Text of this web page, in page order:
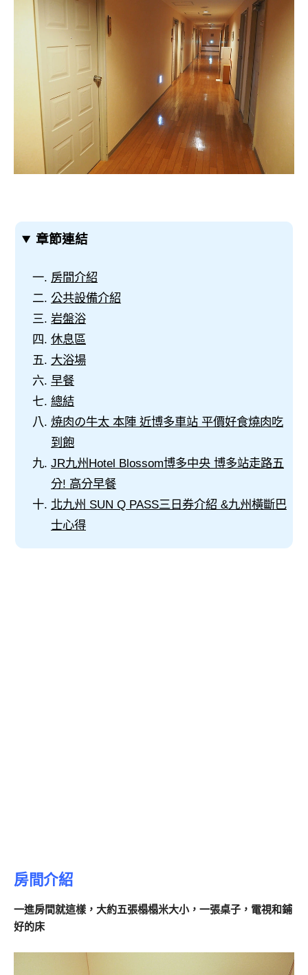
章節連結
房間介紹
公共設備介紹
岩盤浴
休息區
大浴場
早餐
總結
焼肉の牛太 本陣 近博多車站 平價好食燒肉吃
到飽
JR九州Hotel Blossom博多中央 博多站走路五
分! 高分早餐
北九州 SUN Q PASS三日券介紹 &九州橫斷巴
士心得
房間介紹
一進房間就這樣，大約五張榻榻米大小，一張桌子，電視和鋪
好的床